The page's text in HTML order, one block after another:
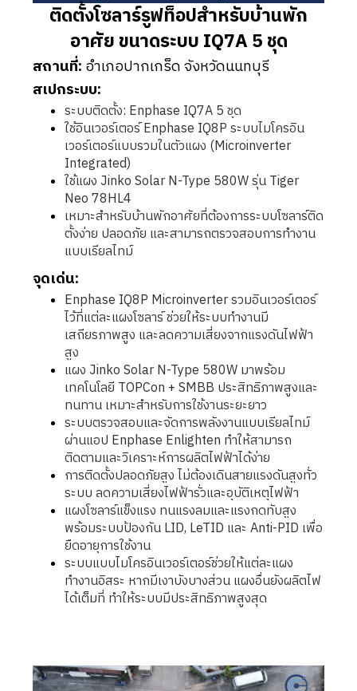
ติดตั้งโซลาร์รูฟท็อปสำหรับบ้านพัก
อาศัย ขนาดระบบ IQ7A 5 ชุด
สถานที่: อำเภอปากเกร็ด จังหวัดนนทบุรี
สเปกระบบ:
ระบบติดตั้ง: Enphase IQ7A 5 ชุด
ใช้อินเวอร์เตอร์ Enphase IQ8P ระบบไมโครอิน
เวอร์เตอร์แบบรวมในตัวแผง (Microinverter
Integrated)
ใช้แผง Jinko Solar N-Type 580W รุ่น Tiger
Neo 78HL4
เหมาะสำหรับบ้านพักอาศัยที่ต้องการระบบโซลาร์ติด
ตั้งง่าย ปลอดภัย และสามารถตรวจสอบการทำงาน
แบบเรียลไทม์
จุดเด่น:
Enphase IQ8P Microinverter รวมอินเวอร์เตอร์
ไว้ที่แต่ละแผงโซลาร์ ช่วยให้ระบบทำงานมี
เสถียรภาพสูง และลดความเสี่ยงจากแรงดันไฟฟ้า
สูง
แผง Jinko Solar N-Type 580W มาพร้อม
เทคโนโลยี TOPCon + SMBB ประสิทธิภาพสูงและ
ทนทาน เหมาะสำหรับการใช้งานระยะยาว
ระบบตรวจสอบและจัดการพลังงานแบบเรียลไทม์
ผ่านแอป Enphase Enlighten ทำให้สามารถ
ติดตามและวิเคราะห์การผลิตไฟฟ้าได้ง่าย
การติดตั้งปลอดภัยสูง ไม่ต้องเดินสายแรงดันสูงทั่ว
ระบบ ลดความเสี่ยงไฟฟ้ารั่วและอุบัติเหตุไฟฟ้า
แผงโซลาร์แข็งแรง ทนแรงลมและแรงกดทับสูง
พร้อมระบบป้องกัน LID, LeTID และ Anti-PID เพื่อ
ยืดอายุการใช้งาน
ระบบแบบไมโครอินเวอร์เตอร์ช่วยให้แต่ละแผง
ทำงานอิสระ หากมีเงาบังบางส่วน แผงอื่นยังผลิตไฟ
ได้เต็มที่ ทำให้ระบบมีประสิทธิภาพสูงสุด